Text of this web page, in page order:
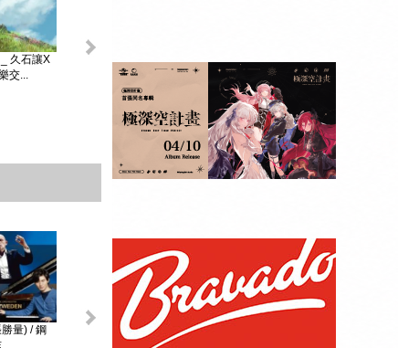
久石讓X
交...
初音未來 _
MAGICAL ...
贈品：SPECIAL
BOOK+視覺貼紙
10張SET+特典影
量) / 鋼
戴安娜‧克瑞兒
環球DG古典音樂